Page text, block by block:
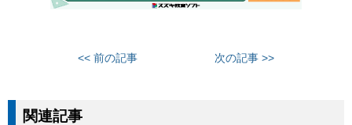
<< 前の記事 次の記事 >>
関連記事